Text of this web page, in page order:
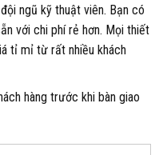
ngũ kỹ thuật viên. Bạn có
với chi phí rẻ hơn. Mọi thiết
tỉ mỉ từ rất nhiều khách
hàng trước khi bàn giao